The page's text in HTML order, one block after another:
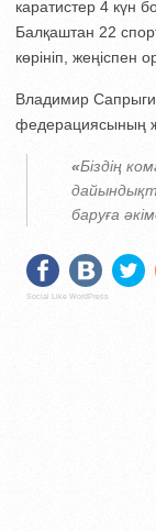
каратистер 4 күн
Балқаштан 22
көрініп, жеңіспен
Владимир
федерациясының
«Біздің
баруға
Social Like WordPress